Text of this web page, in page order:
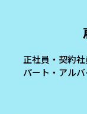
正社員・契約社
パート・アルバ